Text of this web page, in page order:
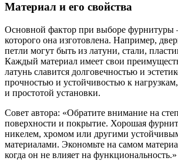
Материал и его свойства
Основной фактор при выборе фурнитуры
которого она изготовлена. Например,
петли могут быть из латуни, стали,
Каждый материал имеет свои
латунь славится долговечностью и
прочностью и устойчивостью к
и простотой установки.
Совет автора: «Обратите внимание на
поверхности и покрытие. Хорошая
никелем, хромом или другими
материалами. Экономьте на самом
когда он не влияет на функциональность.»